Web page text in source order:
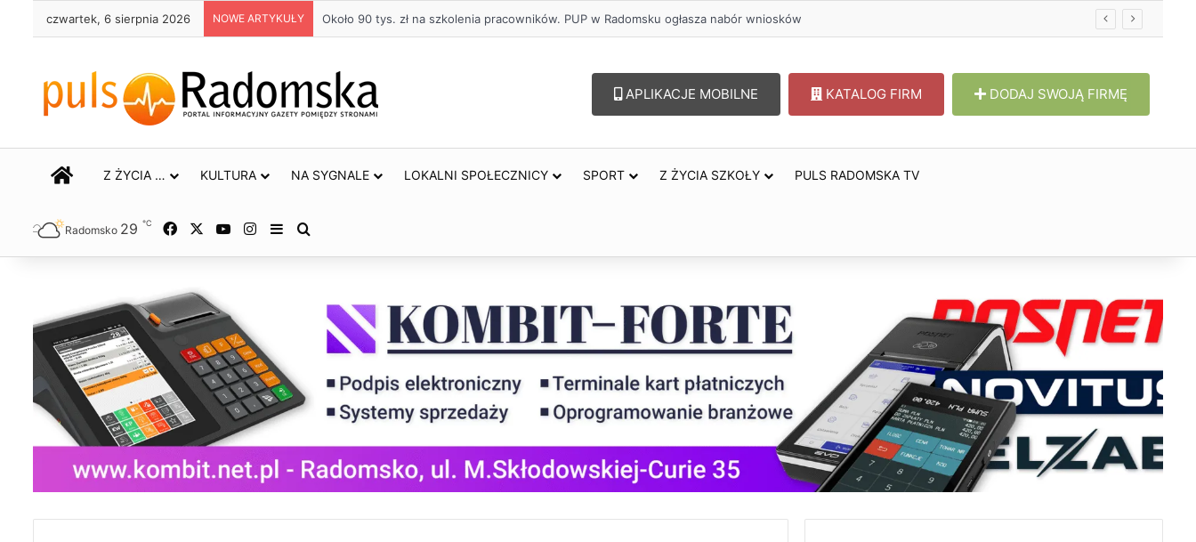
czwartek, 6 sierpnia 2026 NOWE ARTYKUŁY Życie bez alkoholu – lepszy wybór. Radomsko włącza się w Miesiąc Trzeźwości
APLIKACJE MOBILNE KATALOG FIRM DODAJ SWOJĄ FIRMĘ
STRONA GŁÓWNA
Z ŻYCIA … KULTURA NA SYGNALE LOKALNI SPOŁECZNICY SPORT Z ŻYCIA SZKOŁY PULS RADOMSKA TV
Radomsko 29 ℃ Facebook YouTubeInstagram
Sidebar